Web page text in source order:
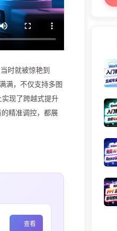
时就被惊艳到
满，不仅支持多图
实现了跨越式提升
精准调控，都展
查看